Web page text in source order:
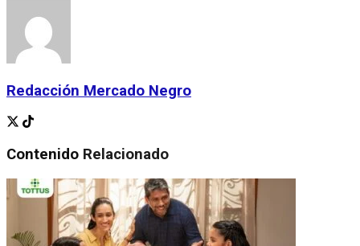
Redacción Mercado Negro
Contenido Relacionado